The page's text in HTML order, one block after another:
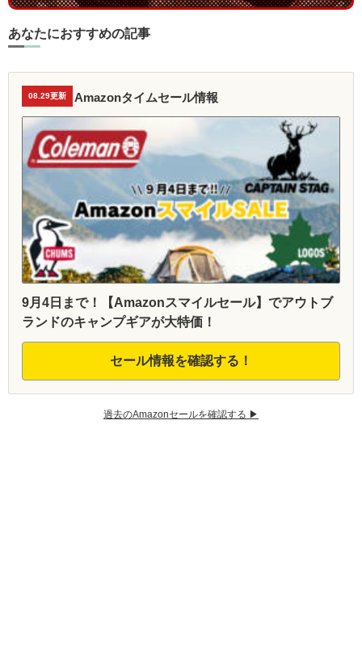
あなたにおすすめの記事
08.29更新 Amazonタイムセール情報
9月4日まで！【Amazonスマイルセール】でアウトブ
ランドのキャンプギアが大特価！
セール情報を確認する！
過去のAmazonセールを確認する ▶︎